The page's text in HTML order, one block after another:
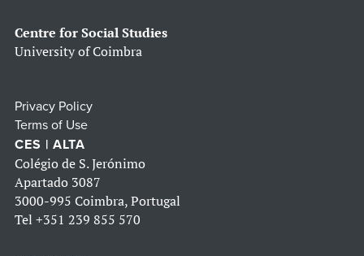
Centre for Social Studies
University of Coimbra
Privacy Policy
Terms of Use
CES | ALTA
Colégio de S. Jerónimo
Apartado 3087
3000-995 Coimbra, Portugal
Tel +351 239 855 570